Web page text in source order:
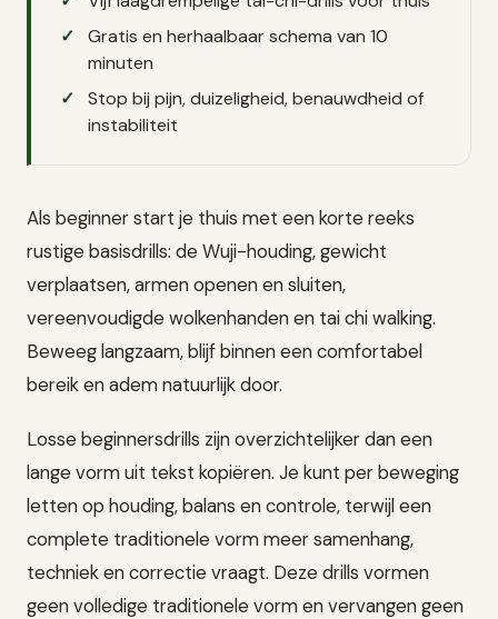
Gratis en herhaalbaar schema van 10
minuten
Stop bij pijn, duizeligheid, benauwdheid of
instabiliteit
Als beginner start je thuis met een korte reeks
rustige basisdrills: de Wuji-houding, gewicht
verplaatsen, armen openen en sluiten,
vereenvoudigde wolkenhanden en tai chi walking.
Beweeg langzaam, blijf binnen een comfortabel
bereik en adem natuurlijk door.
Losse beginnersdrills zijn overzichtelijker dan een
lange vorm uit tekst kopiëren. Je kunt per beweging
letten op houding, balans en controle, terwijl een
complete traditionele vorm meer samenhang,
techniek en correctie vraagt. Deze drills vormen
geen volledige traditionele vorm en vervangen geen